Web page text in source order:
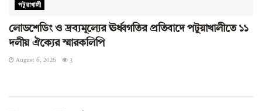
পটুয়াখালী
লোডশেডিং ও দ্রব্যমূল্যের ঊর্ধ্বগতির প্রতিবাদে পটুয়াখালীতে ১১
দলীয় ঐক্যের স্মারকলিপি
August 6, 2026 3